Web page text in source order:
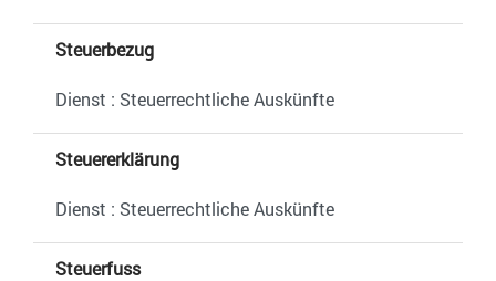
Steuerbezug
Dienst : Steuerrechtliche Auskünfte
Steuererklärung
Dienst : Steuerrechtliche Auskünfte
Steuerfuss